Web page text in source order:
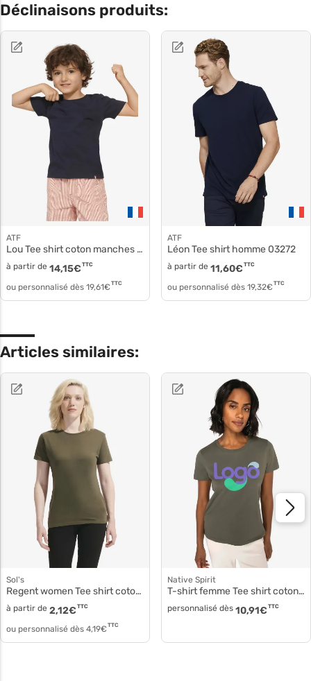
Déclinaisons produits:
ATF
Lou Tee shirt coton manches courtes 03274
à partir de 14,15€ TTC
ou personnalisé dès 19,61€ TTC
ATF
Léon Tee shirt homme 03272
à partir de 11,60€ TTC
ou personnalisé dès 19,32€ TTC
Articles similaires:
Sol's
Regent women Tee shirt coton femme 01825
à partir de 2,12€ TTC
ou personnalisé dès 4,19€ TTC
Native Spirit
T-shirt femme Tee shirt coton biologique ns324
personnalisé dès 10,91€ TTC